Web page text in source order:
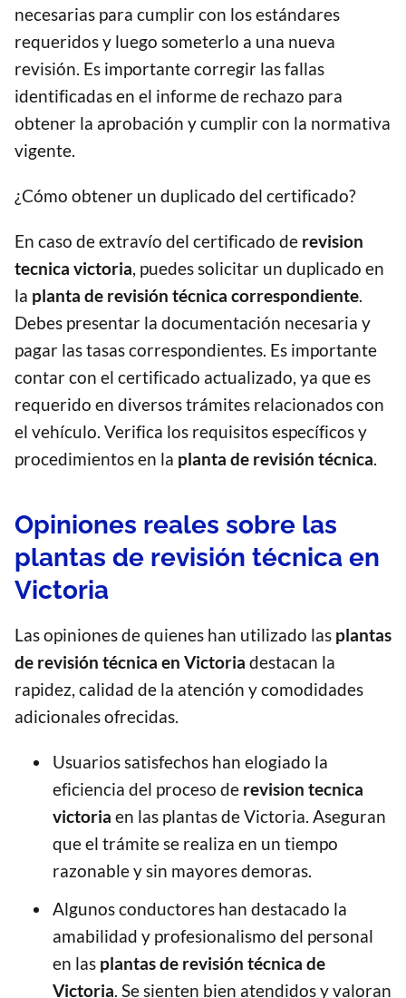
necesarias para cumplir con los estándares
requeridos y luego someterlo a una nueva
revisión. Es importante corregir las fallas
identificadas en el informe de rechazo para
obtener la aprobación y cumplir con la normativa
vigente.
¿Cómo obtener un duplicado del certificado?
En caso de extravío del certificado de revision
tecnica victoria, puedes solicitar un duplicado en
la planta de revisión técnica correspondiente.
Debes presentar la documentación necesaria y
pagar las tasas correspondientes. Es importante
contar con el certificado actualizado, ya que es
requerido en diversos trámites relacionados con
el vehículo. Verifica los requisitos específicos y
procedimientos en la planta de revisión técnica.
Opiniones reales sobre las
plantas de revisión técnica en
Victoria
Las opiniones de quienes han utilizado las plantas
de revisión técnica en Victoria destacan la
rapidez, calidad de la atención y comodidades
adicionales ofrecidas.
Usuarios satisfechos han elogiado la
eficiencia del proceso de revision tecnica
victoria en las plantas de Victoria. Aseguran
que el trámite se realiza en un tiempo
razonable y sin mayores demoras.
Algunos conductores han destacado la
amabilidad y profesionalismo del personal
en las plantas de revisión técnica de
Victoria. Se sienten bien atendidos y valoran